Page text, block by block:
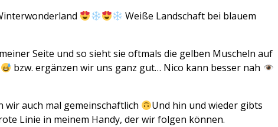
Weiße Landschaft bei blauem
Seite und so sieht sie oftmals die gelben Muscheln auf
bzw. ergänzen wir uns ganz gut… Nico kann besser nah
wir auch mal gemeinschaftlich
Und hin und wieder gibts
Linie in meinem Handy, der wir folgen können.